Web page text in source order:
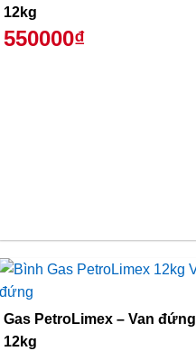
12kg
550000₫
Gas PetroLimex – Van đứng
12kg